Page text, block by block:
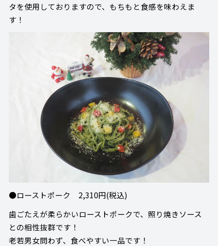
タを使用しておりますので、もちもと食感を味わえま
す！
●ローストポーク 2,310円(税込)
歯ごたえが柔らかいローストポークで、照り焼きソース
との相性抜群です！
老若男女問わず、食べやすい一品です！